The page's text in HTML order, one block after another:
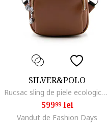
SILVER&POLO
Rucsac sling de piele ecologica, Maro scortisoara
59999lei
Vandut de Fashion Days